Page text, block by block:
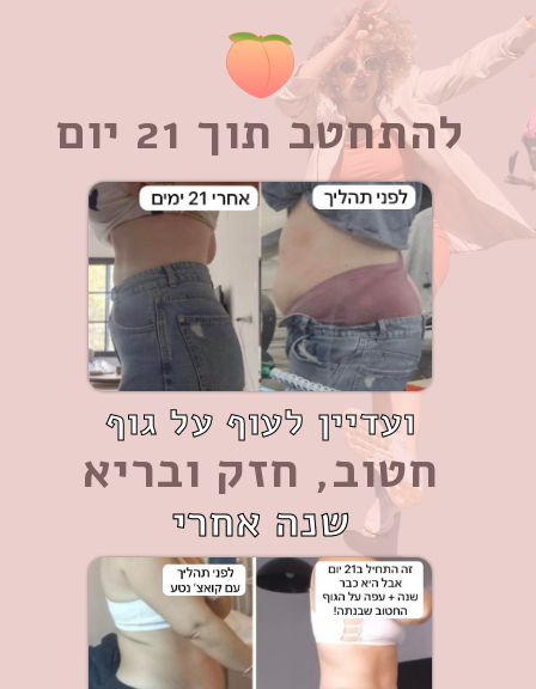
להתחטב תוך 21 יום
ועדיין לעוף על גוף
חטוב, חזק ובריא
שנה אחרי